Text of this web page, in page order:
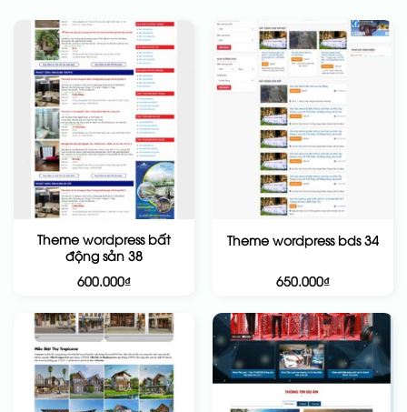
Theme wordpress bất
động sản 38
600.000₫
Theme wordpress bds 34
650.000₫